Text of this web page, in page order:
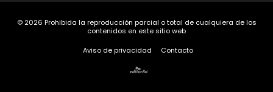
© 2026 Prohibida la reproducción parcial o total de cualquiera de los
contenidos en este sitio web
Aviso de privacidad
Contacto